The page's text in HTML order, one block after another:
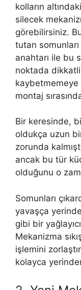
kolların
silecek
görebilirsiniz.
tutan
anahtarı ile bu
noktada
montaj
Bir keresinde,
oldukça uzun
zorunda
ancak bu tür
olduğunu o
Somunları
yavaşça
gibi bir
Mekanizma
işlemini
kolayca